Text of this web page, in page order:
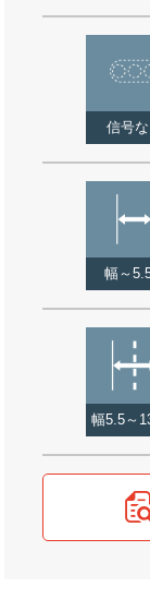
信号な
幅～
幅5.5～